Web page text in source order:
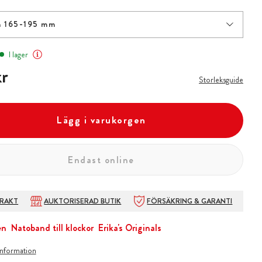
165-195 mm
I lager
Storleksguide
Lägg i varukorgen
Endast online
AUKTORISERAD BUTIK FÖRSÄKRING & GARANTI
Natoband till klockor Erika's Originals